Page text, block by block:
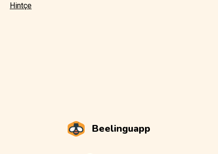
Hintçe
Beelinguapp